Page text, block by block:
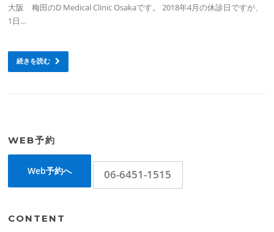
大阪 梅田のD Medical Clinic Osakaです。 2018年4月の休診日ですが、
1日…
続きを読む
WEB予約
Web予約へ 06-6451-1515
CONTENT